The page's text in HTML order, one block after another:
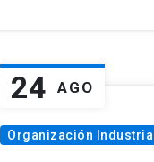
24 AGO
Organización Industrial